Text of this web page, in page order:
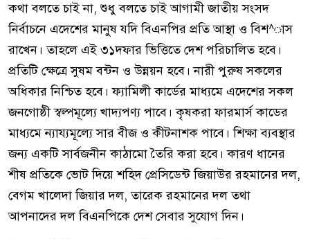
কথা বলতে চাই না, শুধু বলতে চাই আগামী জাতীয় সংসদ
নির্বাচনে এদেশের মানুষ যদি বিএনপির প্রতি আস্থা ও বিশ^াস
রাখেন। তাহলে এই ৩১দফার ভিত্তিতে দেশ পরিচালিত হবে।
প্রতিটি ক্ষেত্রে সুষম বন্টন ও উন্নয়ন হবে। নারী পুরুষ সকলের
অধিকার নিশ্চিত হবে। ফ্যামিলী কার্ডের মাধ্যমে এদেশের সকল
জনগোষ্ঠী স্বল্পমূল্যে খাদ্যপণ্য পাবে। কৃষকরা ফারমার্স কাডের
মাধ্যমে ন্যায্যমূল্যে সার বীজ ও কীটনাশক পাবে। শিক্ষা ব্যবস্থার
জন্য একটি সার্বজনীন কাঠামো তৈরি করা হবে। কারণ ধানের
শীষ প্রতিকে ভোট দিয়ে শহিদ প্রেসিডেন্ট জিয়াউর রহমানের দল,
বেগম খালেদা জিয়ার দল, তারেক রহমানের দল তথা
আপনাদের দল বিএনপিকে দেশ সেবার সুযোগ দিন।